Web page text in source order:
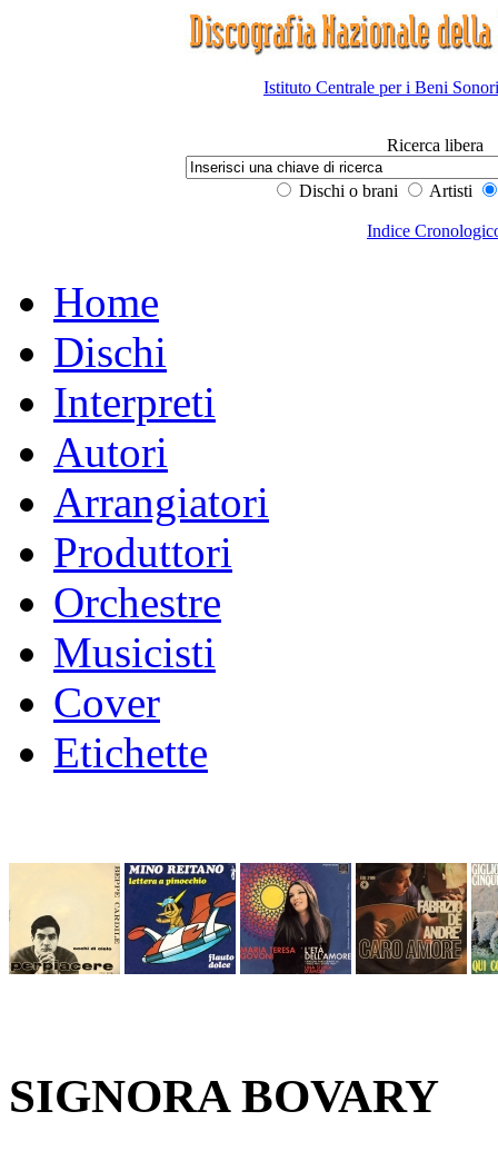
Istituto Centrale per i Beni
Ricerca libera
Dischi o brani Artisti
Indice
Home
Dischi
Interpreti
Autori
Arrangiatori
Produttori
Orchestre
Musicisti
Cover
Etichette
SIGNORA BOVARY